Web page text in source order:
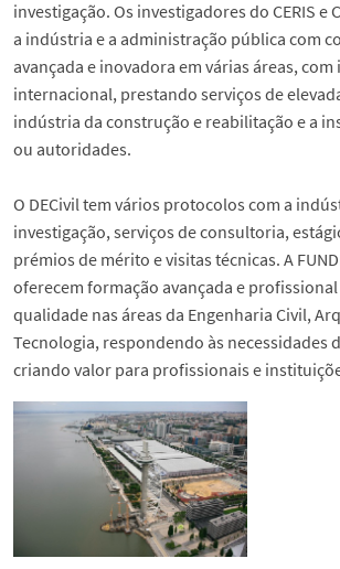
Ligação à
Serviços e
Eventos
Contactos
English
investigação. Os investigadores do CERIS e
a indústria e a administração pública com
avançada e inovadora em várias áreas,
internacional, prestando serviços de
indústria da construção e reabilitação e a
ou autoridades.
O DECivil tem vários protocolos com a
investigação, serviços de consultoria,
prémios de mérito e visitas técnicas. A
oferecem formação avançada e profissional
qualidade nas áreas da Engenharia Civil,
Tecnologia, respondendo às necessidades
criando valor para profissionais e